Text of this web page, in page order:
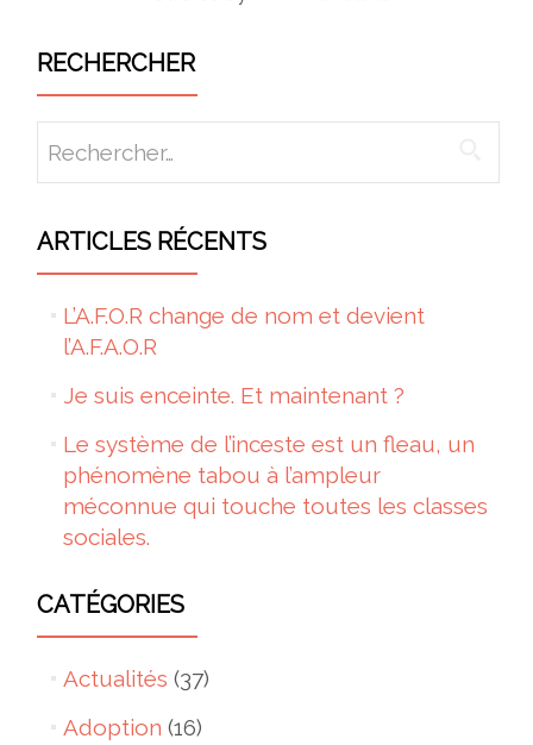
RECHERCHER
ARTICLES RÉCENTS
L’A.F.O.R change de nom et devient
l’A.F.A.O.R
Je suis enceinte. Et maintenant ?
Le système de l’inceste est un fleau, un
phénomène tabou à l’ampleur
méconnue qui touche toutes les classes
sociales.
CATÉGORIES
Actualités (37)
Adoption (16)